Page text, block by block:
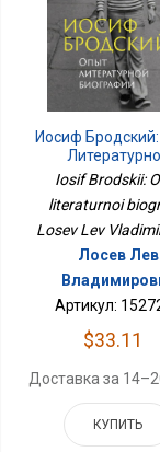
Иосиф
Биографии
Iosif Brodskii:
literaturnoi
Losev Lev
Лосев Лев
Артикул:
$33.11
Доставка за
КУПИТЬ